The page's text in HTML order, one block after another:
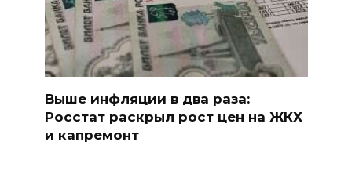
Выше инфляции в два раза:
Росстат раскрыл рост цен на ЖКХ
и капремонт